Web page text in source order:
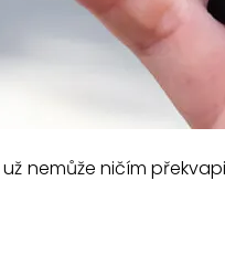
už nemůže ničím